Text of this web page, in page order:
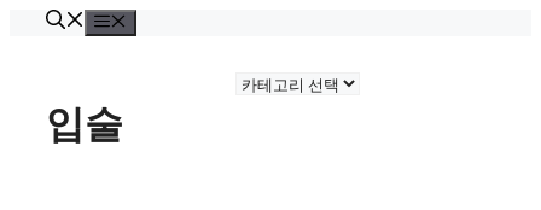
Skip
입술
카